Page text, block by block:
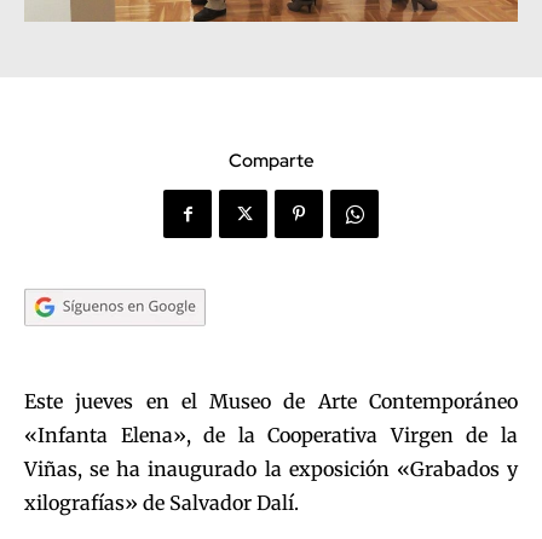
Comparte
Este jueves en el Museo de Arte Contemporáneo
«Infanta Elena», de la Cooperativa Virgen de la
Viñas, se ha inaugurado la exposición «Grabados y
xilografías» de Salvador Dalí.